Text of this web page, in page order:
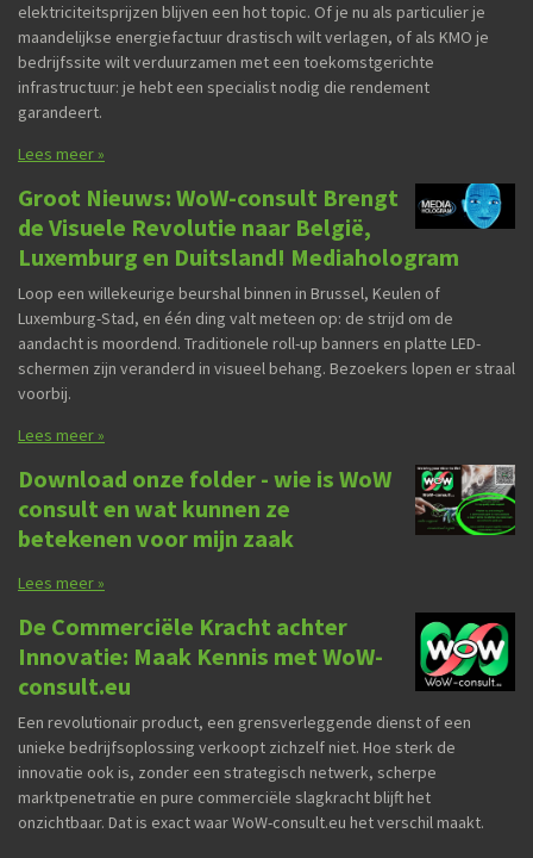
elektriciteitsprijzen blijven een hot topic. Of je nu als particulier je
maandelijkse energiefactuur drastisch wilt verlagen, of als KMO je
bedrijfssite wilt verduurzamen met een toekomstgerichte
infrastructuur: je hebt een specialist nodig die rendement
garandeert.
Lees meer »
Groot Nieuws: WoW-consult Brengt
de Visuele Revolutie naar België,
Luxemburg en Duitsland! Mediahologram
Loop een willekeurige beurshal binnen in Brussel, Keulen of
Luxemburg-Stad, en één ding valt meteen op: de strijd om de
aandacht is moordend. Traditionele roll-up banners en platte LED-
schermen zijn veranderd in visueel behang. Bezoekers lopen er straal
voorbij.
Lees meer »
Download onze folder - wie is WoW
consult en wat kunnen ze
betekenen voor mijn zaak
Lees meer »
De Commerciële Kracht achter
Innovatie: Maak Kennis met WoW-
consult.eu
Een revolutionair product, een grensverleggende dienst of een
unieke bedrijfsoplossing verkoopt zichzelf niet. Hoe sterk de
innovatie ook is, zonder een strategisch netwerk, scherpe
marktpenetratie en pure commerciële slagkracht blijft het
onzichtbaar. Dat is exact waar WoW-consult.eu het verschil maakt.